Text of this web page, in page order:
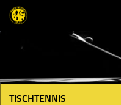
Unter dem Inhalt
TISCHTENNIS